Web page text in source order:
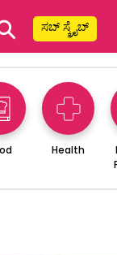
ಸಬ್ ಸ್ಕ್ರೈಬ್
Health